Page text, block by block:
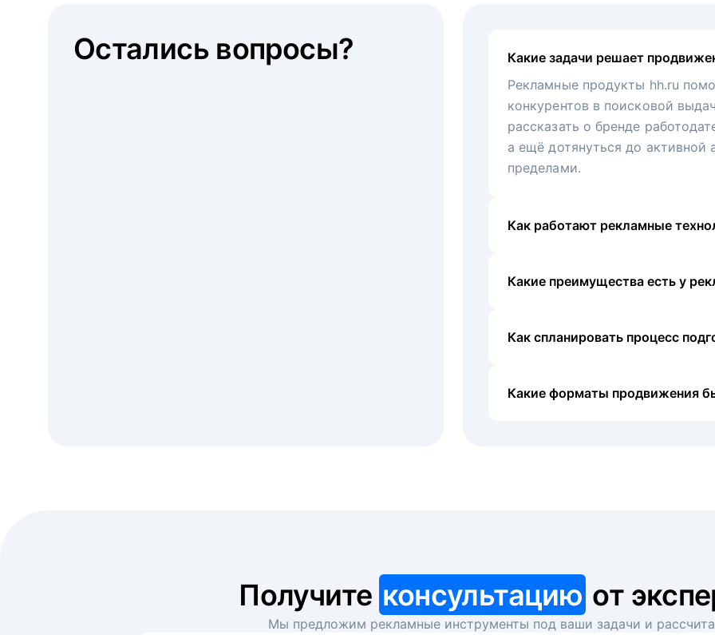
Какие задачи решает
Рекламные продукты hh.ru
конкурентов в поисковой
рассказать о бренде
а ещё дотянуться до активной
пределами.
Как работают рекламные
Какие преимущества есть у
Как спланировать процесс
Какие форматы продвижения
Остались вопросы?
Получите консультацию от
Мы предложим рекламные инструменты под ваши задачи и